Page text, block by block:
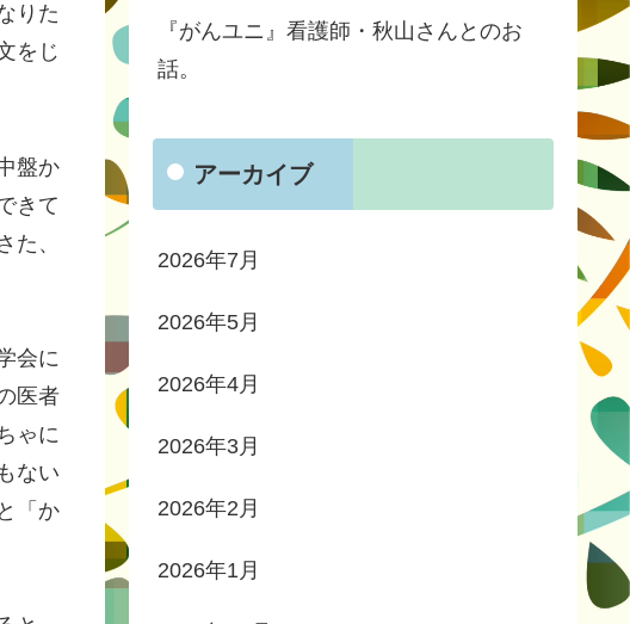
りた
をじ
盤か
きて
た、
会に
医者
ゃに
ない
「か
『がんユニ』看護師・秋山さんとのお
話。
アーカイブ
2026年7月
2026年5月
2026年4月
2026年3月
2026年2月
2026年1月